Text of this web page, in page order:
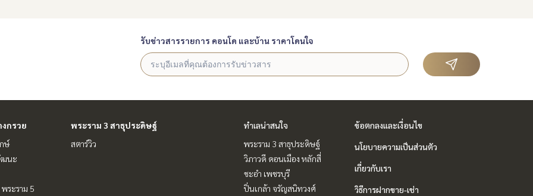
รับข่าวสารรายการ คอนโด และบ้าน ราคาโดนใจ
กรวย
ษ์
ฒนะ
ระราม 5
พระราม 3 สาธุประดิษฐ์
สตาร์วิว
ทำเลน่าสนใจ
พระราม 3 สาธุประดิษฐ์
วิภาวดี ดอนเมือง หลักสี่
ชะอำ เพชรบุรี
ปิ่นเกล้า จรัญสนิทวงศ์
ข้อตกลงและเงื่อนไข
นโยบายความเป็นส่วนตัว
เกี่ยวกับเรา
วิธีการฝากขาย-เช่า